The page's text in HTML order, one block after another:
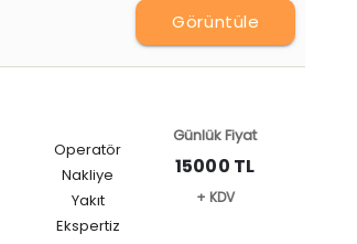
Görüntüle
Operatör
Nakliye
Yakıt
Ekspertiz
Günlük Fiyat
15000 TL
+ KDV